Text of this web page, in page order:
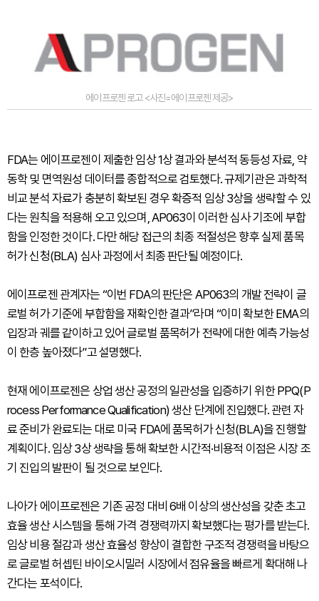
에이프로젠 로고 <사진=에이프로젠 제공>
FDA는 에이프로젠이 제출한 임상 1상 결과와 분석적 동등성 자료, 약
동학 및 면역원성 데이터를 종합적으로 검토했다. 규제기관은 과학적
비교 분석 자료가 충분히 확보된 경우 확증적 임상 3상을 생략할 수 있
다는 원칙을 적용해 오고 있으며, AP063이 이러한 심사 기조에 부합
함을 인정한 것이다. 다만 해당 접근의 최종 적절성은 향후 실제 품목
허가 신청(BLA) 심사 과정에서 최종 판단될 예정이다.
에이프로젠 관계자는 “이번 FDA의 판단은 AP063의 개발 전략이 글
로벌 허가 기준에 부합함을 재확인한 결과”라며 “이미 확보한 EMA의
입장과 궤를 같이하고 있어 글로벌 품목허가 전략에 대한 예측 가능성
이 한층 높아졌다”고 설명했다.
현재 에이프로젠은 상업 생산 공정의 일관성을 입증하기 위한 PPQ(P
rocess Performance Qualification) 생산 단계에 진입했다. 관련 자
료 준비가 완료되는 대로 미국 FDA에 품목허가 신청(BLA)을 진행할
계획이다. 임상 3상 생략을 통해 확보한 시간적·비용적 이점은 시장 조
기 진입의 발판이 될 것으로 보인다.
나아가 에이프로젠은 기존 공정 대비 6배 이상의 생산성을 갖춘 초고
효율 생산 시스템을 통해 가격 경쟁력까지 확보했다는 평가를 받는다.
임상 비용 절감과 생산 효율성 향상이 결합한 구조적 경쟁력을 바탕으
로 글로벌 허셉틴 바이오시밀러 시장에서 점유율을 빠르게 확대해 나
간다는 포석이다.